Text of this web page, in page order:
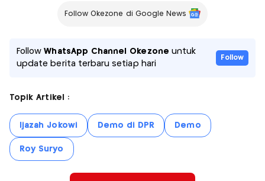
Follow Okezone di Google News
FollowWhatsApp Channel Okezone untuk
update berita terbaru setiap hari
Follow
Topik Artikel :
Ijazah Jokowi Demo di DPR Demo
Roy Suryo